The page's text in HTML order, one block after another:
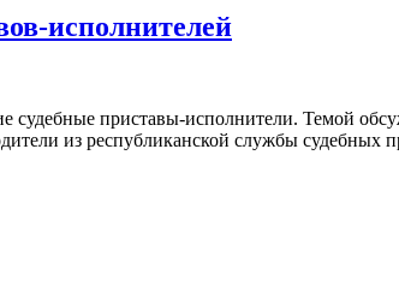
исполнителей
приставы-исполнители. Темой
из республиканской службы